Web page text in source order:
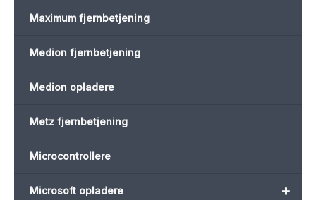
Maximum fjernbetjening
Medion fjernbetjening
Medion opladere
Metz fjernbetjening
Microcontrollere
+
Microsoft opladere